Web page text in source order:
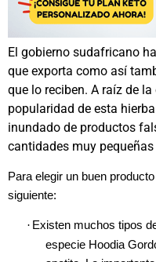
El gobierno sudafricano
que exporta como así
que lo reciben. A raíz de
popularidad de esta
inundado de productos
cantidades muy
Para elegir un buen
siguiente:
· Existen muchos tipos
especie Hoodia